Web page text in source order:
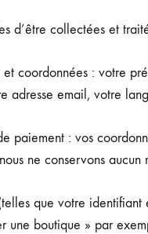
d’être collectées et
et coordonnées : votre
adresse email, votre
paiement : vos
ne conservons
que votre
une boutique » par